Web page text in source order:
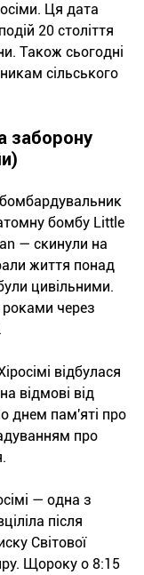
Ця дата
20 століття
Також сьогодні
сільського
заборону
бомбу Little
— скинули на
життя понад
цивільними.
через
відбулася
відмові від
днем пам'яті про
про
— одна з
після
Світової
Щороку о 8:15